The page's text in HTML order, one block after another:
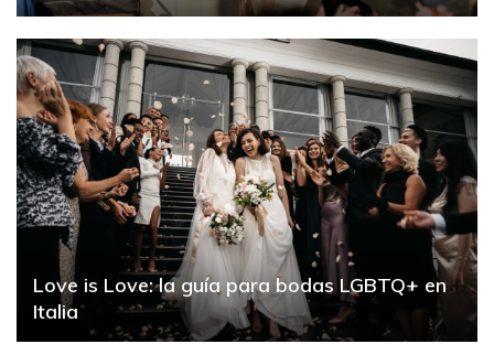
Love is Love: la guía para bodas LGBTQ+ en
Italia